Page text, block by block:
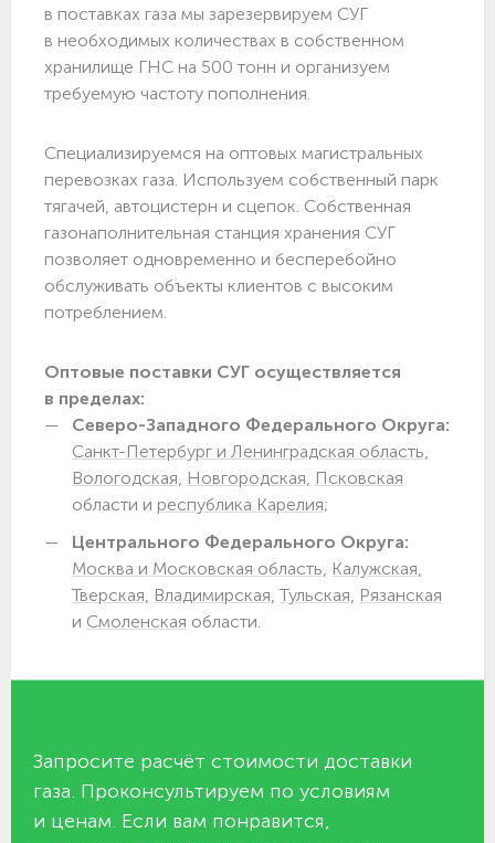
в поставках газа мы зарезервируем СУГ
в необходимых количествах в собственном
хранилище ГНС на 500 тонн и организуем
требуемую частоту пополнения.
Специализируемся на оптовых магистральных
перевозках газа. Используем собственный парк
тягачей, автоцистерн и сцепок. Собственная
газонаполнительная станция хранения СУГ
позволяет одновременно и бесперебойно
обслуживать объекты клиентов с высоким
потреблением.
Оптовые поставки СУГ осуществляется
в пределах:
Северо-Западного Федерального Округа:
Санкт-Петербург и Ленинградская область,
Вологодская, Новгородская, Псковская
области и республика Карелия;
Центрального Федерального Округа:
Москва и Московская область, Калужская,
Тверская, Владимирская, Тульская, Рязанская
и Смоленская области.
Запросите расчёт стоимости доставки
газа. Проконсультируем по условиям
и ценам. Если вам понравится,